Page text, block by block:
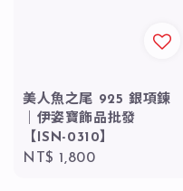
美人魚之尾 925 銀項鍊
｜伊姿寶飾品批發
【ISN-0310】
Regular
NT$ 1,800